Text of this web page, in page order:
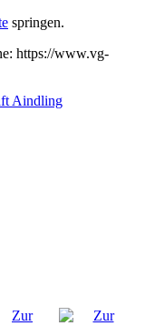
springen.
https://www.vg-